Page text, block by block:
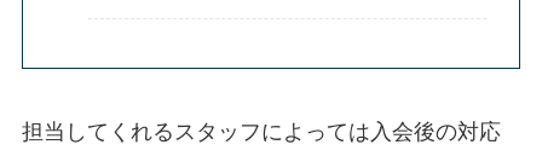
担当してくれるスタッフによっては入会後の対応